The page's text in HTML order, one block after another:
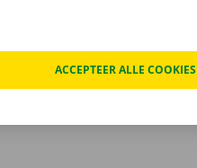
ACCEPTEER ALLE COOKIES